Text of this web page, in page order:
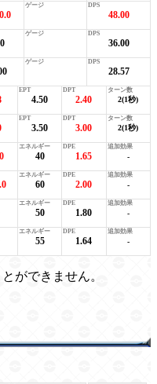
48.00
36.00
28.57
4.50 2.40 2(1秒)
3.50 3.00 2(1秒)
40 1.65 -
60 2.00 -
50 1.80 -
55 1.64 -
ができません。